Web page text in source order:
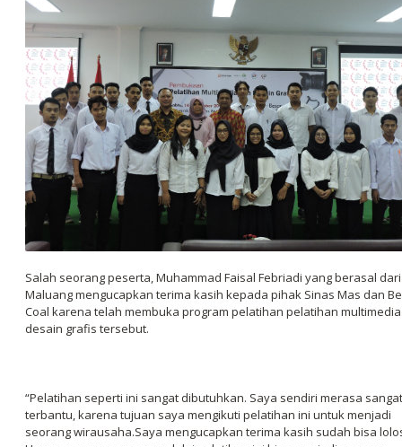
Salah seorang peserta, Muhammad Faisal Febriadi yang berasal dari
Maluang mengucapkan terima kasih kepada pihak Sinas Mas dan
Coal karena telah membuka program pelatihan pelatihan
desain grafis tersebut.
“Pelatihan seperti ini sangat dibutuhkan. Saya sendiri merasa sangat
terbantu, karena tujuan saya mengikuti pelatihan ini untuk menjadi
seorang wirausaha.Saya mengucapkan terima kasih sudah bisa